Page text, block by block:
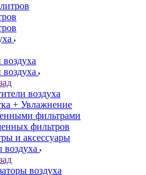
воздуха
+ Увлажнение
фильтрами
фильтров
и аксессуары
воздуха